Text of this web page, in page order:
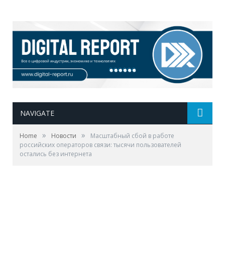
NAVIGATE
Home » Новости »
Масштабный сбой в работе
российских операторов связи: тысячи пользователей
остались без интернета